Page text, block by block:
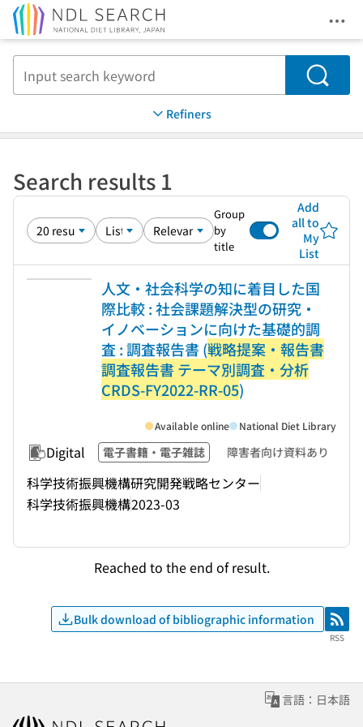
Search
Refiners
Search results 1
Group
by
title
Add
all to
My
List
人文・社会科学の知に着目した国
際比較 : 社会課題解決型の研究・
イノベーションに向けた基礎的調
査 : 調査報告書 (戦略提案・報告書
調査報告書 テーマ別調査・分析
CRDS-FY2022-RR-05)
Digital 電子書籍・電子雑誌 障害者向け資料あり
科学技術振興機構研究開発戦略センター
科学技術振興機構2023-03
Available online National Diet Library
Reached to the end of result.
Bulk download of bibliographic information RSS
RSS
言語：日本語